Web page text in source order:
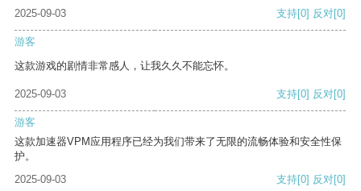
2025-09-03 支持[0] 反对[0]
游客
这款游戏的剧情非常感人，让我久久不能忘怀。
2025-09-03 支持[0] 反对[0]
游客
这款加速器VPM应用程序已经为我们带来了无限的流畅体验和安全性保
护。
2025-09-03
支持[0] 反对[0]